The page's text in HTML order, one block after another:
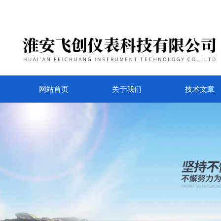
网站首页 关于我们 技术文章